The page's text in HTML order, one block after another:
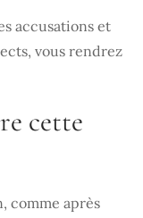
accusations et
vous rendrez
cette
comme après